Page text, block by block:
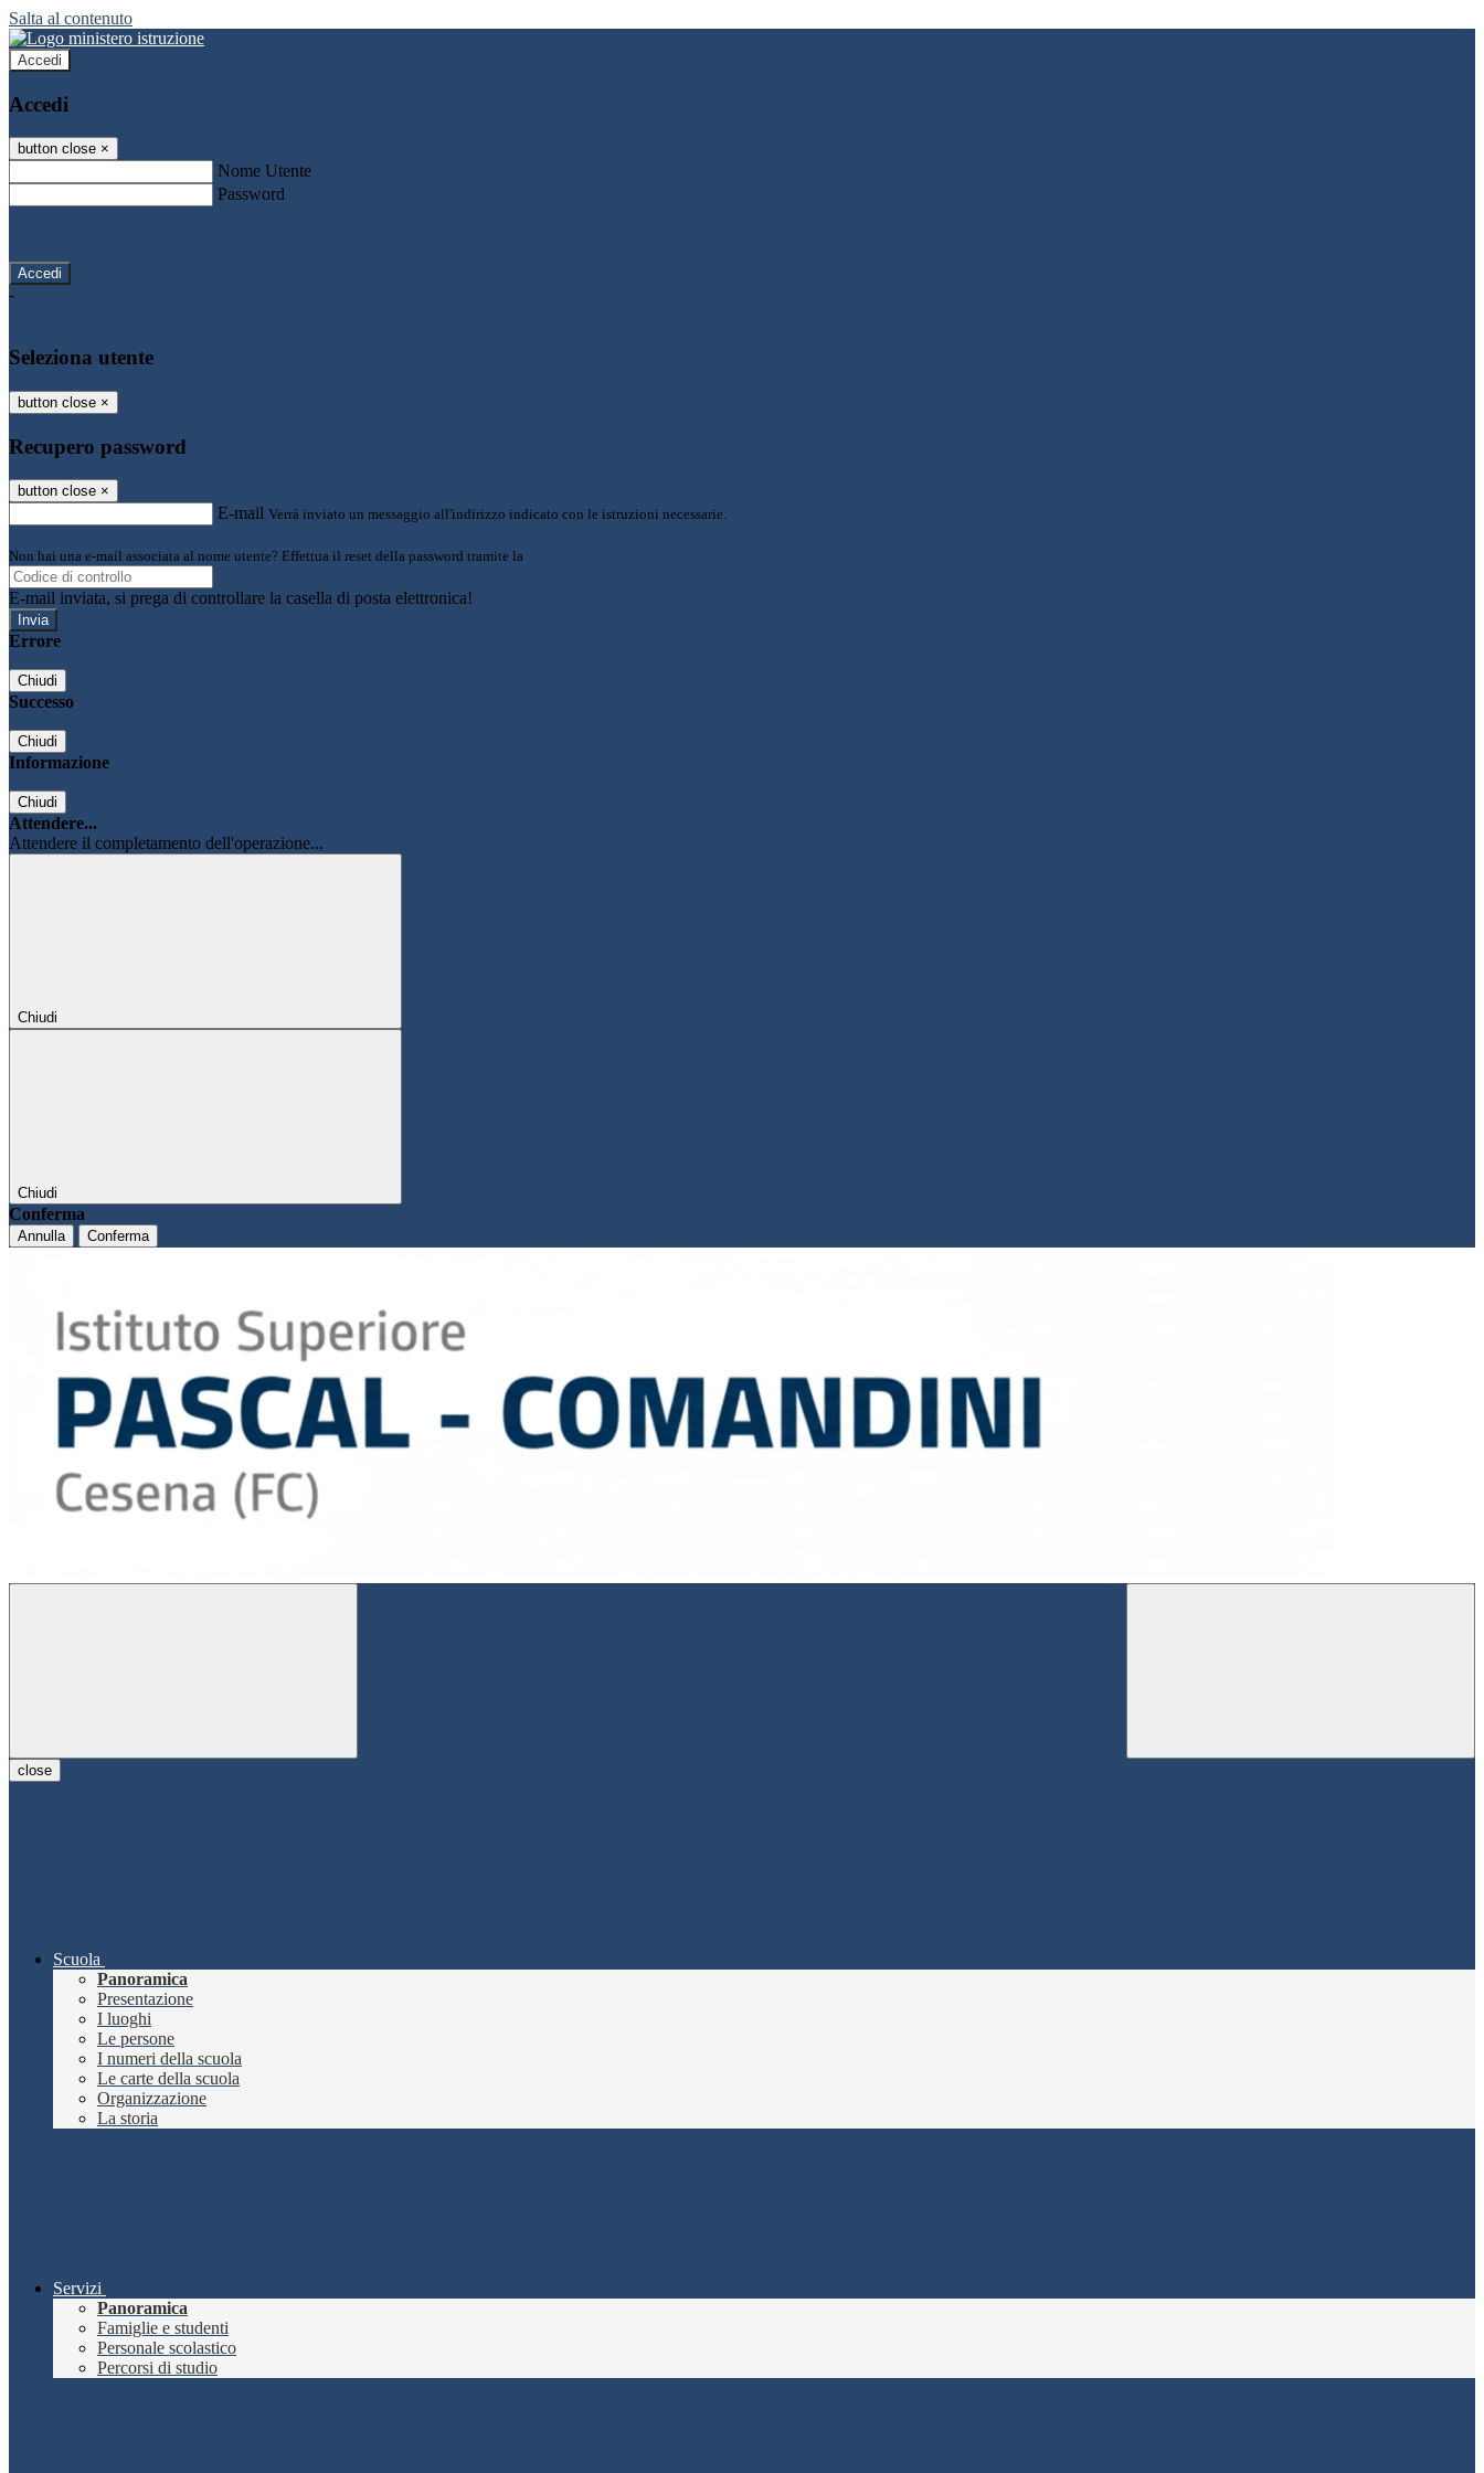
Salta al contenuto
Accedi
Accedi
button close ×
Nome Utente
Password
-
Seleziona utente
button close ×
Recupero password
button close ×
E-mail Verrà inviato un messaggio all'indirizzo indicato con le istruzioni necessarie.
Non hai una e-mail associata al nome utente? Effettua il reset della password tramite la
E-mail inviata, si prega di controllare la casella di posta elettronica!
Errore
Chiudi
Successo
Chiudi
Informazione
Chiudi
Attendere...
Attendere il completamento dell'operazione...
Chiudi
Chiudi
Conferma
Annulla Conferma
close
Scuola
Panoramica
Presentazione
I luoghi
Le persone
I numeri della scuola
Le carte della scuola
Organizzazione
La storia
Servizi
Panoramica
Famiglie e studenti
Personale scolastico
Percorsi di studio